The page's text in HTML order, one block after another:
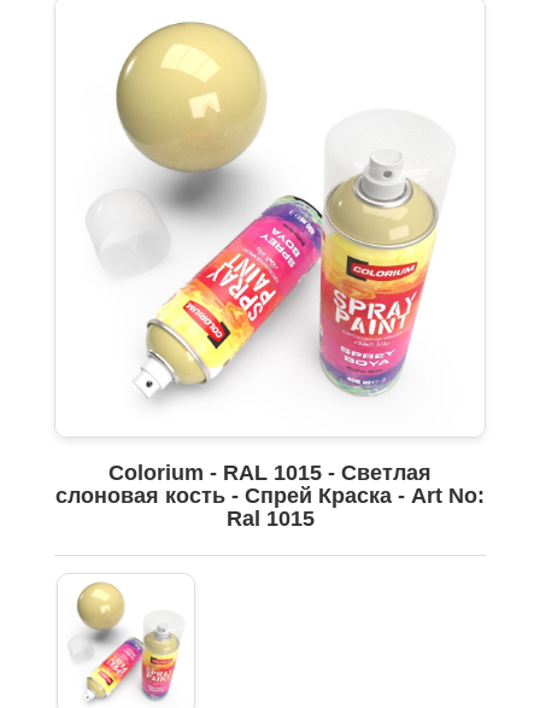
Colorium - RAL 1015 - Светлая
слоновая кость - Спрей Краска - Art No:
Ral 1015